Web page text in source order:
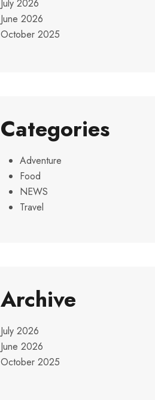
July 2026
June 2026
October 2025
Categories
Adventure
Food
NEWS
Travel
Archive
July 2026
June 2026
October 2025